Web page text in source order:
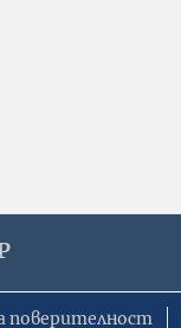
поверителност